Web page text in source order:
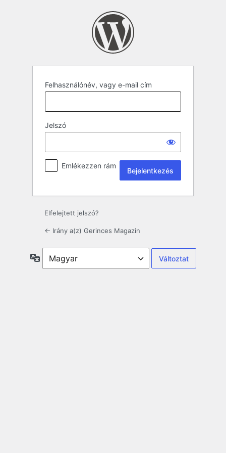
Felhasználónév, vagy e-mail cím
Jelszó
Emlékezzen rám
Elfelejtett jelszó?
← Irány a(z) Gerinces Magazin
Nyelv